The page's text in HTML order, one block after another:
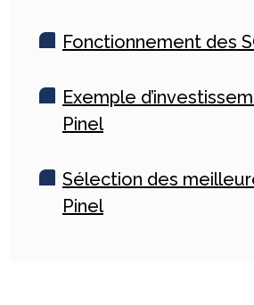
Fonctionnement des
Exemple
Pinel
Sélection des
Pinel